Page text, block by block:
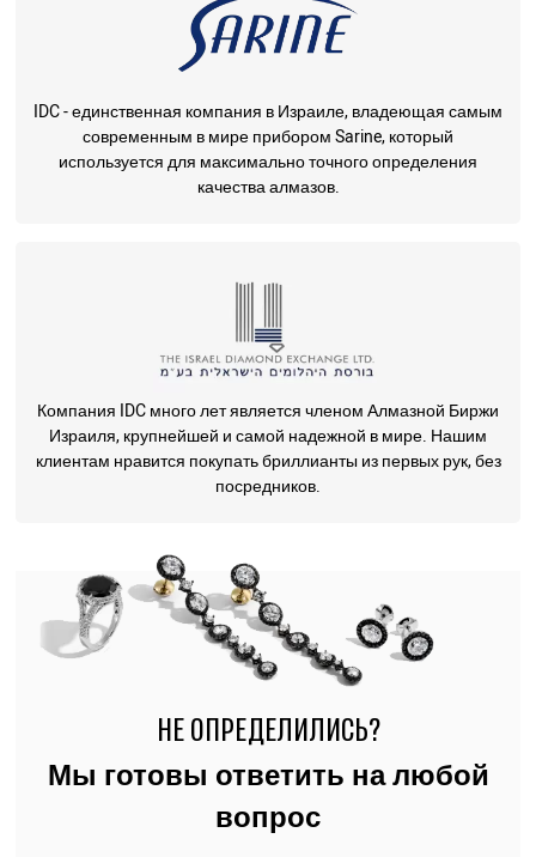
IDC - единственная компания в Израиле, владеющая самым
современным в мире прибором Sarine, который
используется для максимально точного определения
качества алмазов.
Компания IDC много лет является членом Алмазной Биржи
Израиля, крупнейшей и самой надежной в мире. Нашим
клиентам нравится покупать бриллианты из первых рук, без
посредников.
НЕ ОПРЕДЕЛИЛИСЬ?
Мы готовы ответить на любой
вопрос